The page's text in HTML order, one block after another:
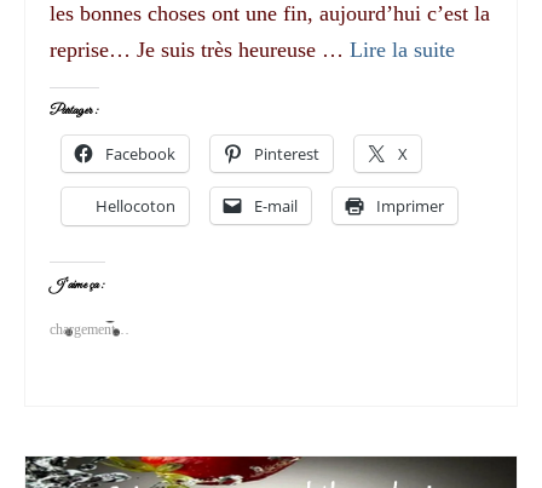
les bonnes choses ont une fin, aujourd’hui c’est la
reprise… Je suis très heureuse … Lire la suite­­
Partager :
Facebook Pinterest X
Hellocoton E-mail Imprimer
J’aime ça :
chargement…